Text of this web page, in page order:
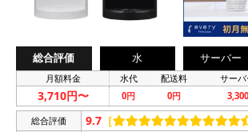
総合評価 水 サーバー
月額料金 水代 配送料 サー
3,710円〜 0円 0円
総合評価 9.7 ［